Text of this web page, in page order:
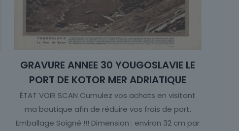
GRAVURE ANNEE 30 YOUGOSLAVIE LE
PORT DE KOTOR MER ADRIATIQUE
ÉTAT VOIR SCAN Cumulez vos achats en visitant
ma boutique afin de réduire vos frais de port.
Emballage Soigné !!! Dimension : environ 32 cm par